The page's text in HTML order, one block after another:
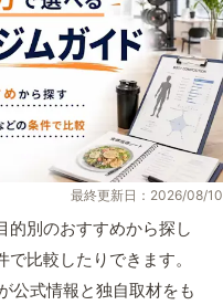
最終更新日：2026/08/10
的別のおすすめから探し
比較したりできます。
公式情報と独自取材をも